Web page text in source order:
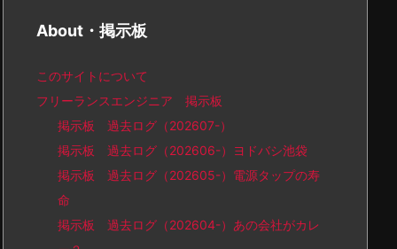
About・掲示板
このサイトについて
フリーランスエンジニア 掲示板
掲示板 過去ログ（202607-）
掲示板 過去ログ（202606-）ヨドバシ池袋
掲示板 過去ログ（202605-）電源タップの寿
命
掲示板 過去ログ（202604-）あの会社がカレ